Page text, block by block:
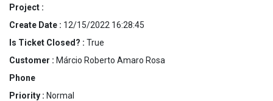
Project :
Create Date : 12/15/2022 16:28:45
Is Ticket Closed? : True
Customer : Márcio Roberto Amaro Rosa
Phone
Priority : Normal